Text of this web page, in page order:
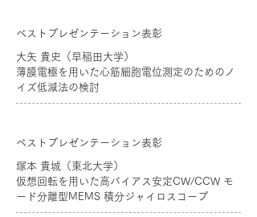
ベストプレゼンテーション表彰
大矢 貴史（早稲田大学）
薄膜電極を用いた心筋細胞電位測定のためのノ
イズ低減法の検討
ベストプレゼンテーション表彰
塚本 貴城（東北大学）
仮想回転を用いた高バイアス安定CW/CCW モ
ード分離型MEMS 積分ジャイロスコープ